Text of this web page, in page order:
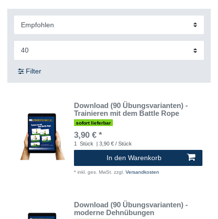
Filter
Download (90 Übungsvarianten) -
Trainieren mit dem Battle Rope
sofort lieferbar
3,90 € *
1 Stück | 3,90 € / Stück
In den Warenkorb
* inkl. ges. MwSt. zzgl. Versandkosten
Download (90 Übungsvarianten) -
moderne Dehnübungen